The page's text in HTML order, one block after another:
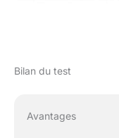
Bilan du test
Avantages